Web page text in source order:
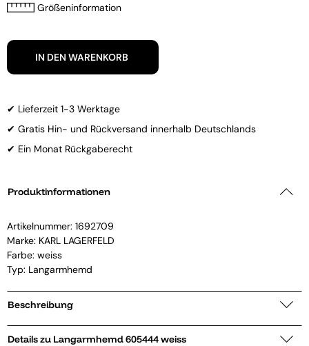
Größeninformation
IN DEN WARENKORB
✔ Lieferzeit 1-3 Werktage
✔ Gratis Hin- und Rückversand innerhalb Deutschlands
✔ Ein Monat Rückgaberecht
Produktinformationen
Artikelnummer: 1692709
Marke: KARL LAGERFELD
Farbe: weiss
Typ: Langarmhemd
Beschreibung
Details zu Langarmhemd 605444 weiss